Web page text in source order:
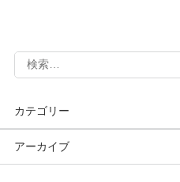
カテゴリー
アーカイブ